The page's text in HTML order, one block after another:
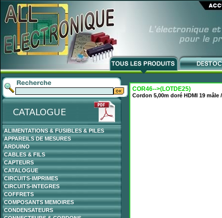
ALIMENTATIONS & FUSIBLES & PILES
APPAREILS DE MESURES
ARDUINO
CABLES & FILS
CAPTEURS
CATALOGUE
CIRCUITS-IMPRIMES
CIRCUITS-INTEGRES
COFFRETS
COMPOSANTS MEMOIRES
CONDENSATEURS
COR46-->(LOTDE25)
Cordon 5,00m doré HDMI 19 mâle